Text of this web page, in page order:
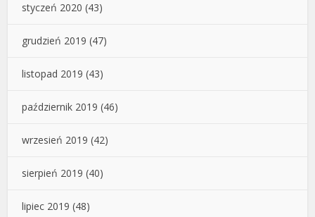
styczeń 2020 (43)
grudzień 2019 (47)
listopad 2019 (43)
październik 2019 (46)
wrzesień 2019 (42)
sierpień 2019 (40)
lipiec 2019 (48)